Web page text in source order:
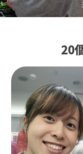
20